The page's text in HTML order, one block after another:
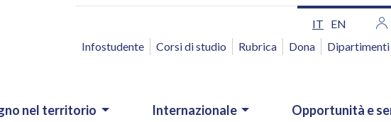
IT EN
ACCESSO RAPIDO
Infostudente Corsi di studio Rubrica Dona Dipartimenti
nel territorio Internazionale Opportunità e